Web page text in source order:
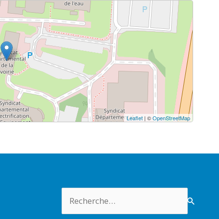
Leaflet| ©OpenStreetMap